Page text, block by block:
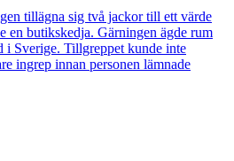
tillägna sig två jackor till ett värde
en butikskedja. Gärningen ägde rum
i Sverige. Tillgreppet kunde inte
ingrep innan personen lämnade